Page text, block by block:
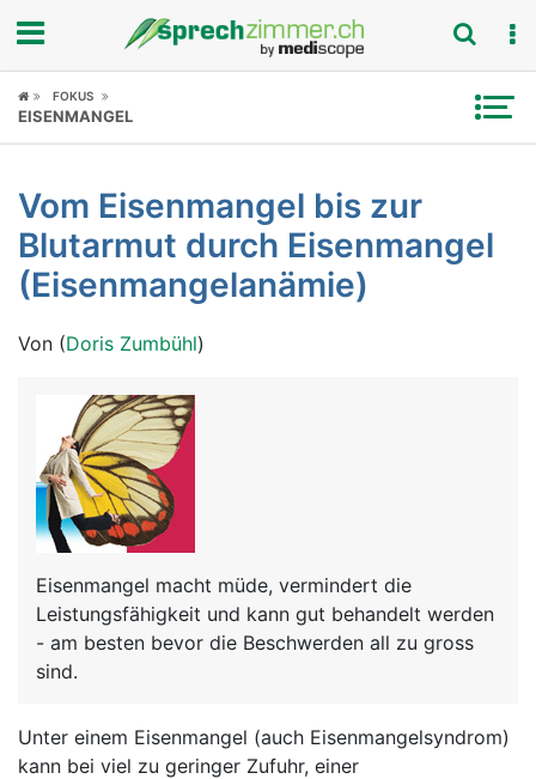
Fokus
Symptome
Untersuchungen
News
Rubriken
FOKUS
EISENMANGEL
Vom Eisenmangel bis zur
Blutarmut durch Eisenmangel
(Eisenmangelanämie)
Von (Doris Zumbühl)
Eisenmangel macht müde, vermindert die
Leistungsfähigkeit und kann gut behandelt werden
- am besten bevor die Beschwerden all zu gross
sind.
Unter einem Eisenmangel (auch Eisenmangelsyndrom)
kann bei viel zu geringer Zufuhr, einer